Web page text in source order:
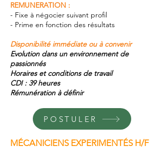
REMUNERATION :
- Fixe à négocier suivant profil
- Prime en fonction des résultats
Disponibilité immédiate ou à convenir
Evolution dans un environnement de
passionnés
Horaires et conditions de travail
CDI : 39 heures
Rémunération à déﬁnir
POSTULER
MÉCANICIENS EXPERIMENTÉS H/F